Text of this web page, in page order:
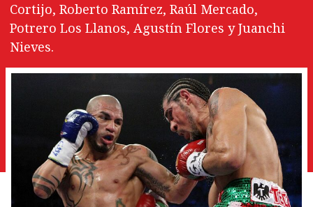
Cortijo, Roberto Ramírez, Raúl Mercado,
Potrero Los Llanos, Agustín Flores y Juanchi
Nieves.